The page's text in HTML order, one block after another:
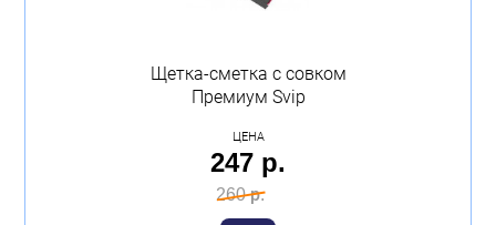
Щетка-сметка с совком
Премиум Svip
ЦЕНА
247 р.
260 р.